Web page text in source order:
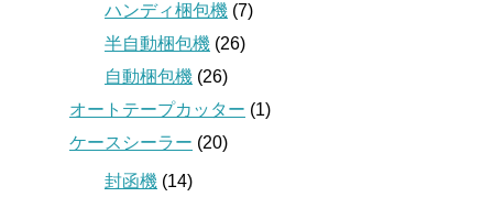
ハンディ梱包機 (7)
半自動梱包機 (26)
自動梱包機 (26)
オートテープカッター (1)
ケースシーラー (20)
封函機 (14)